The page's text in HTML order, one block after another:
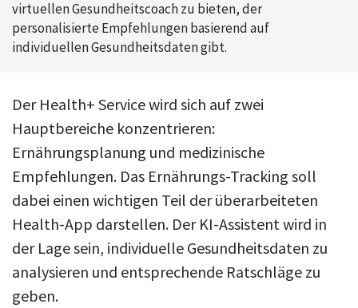
virtuellen Gesundheitscoach zu bieten, der
personalisierte Empfehlungen basierend auf
individuellen Gesundheitsdaten gibt.
Der Health+ Service wird sich auf zwei
Hauptbereiche konzentrieren:
Ernährungsplanung und medizinische
Empfehlungen. Das Ernährungs-Tracking soll
dabei einen wichtigen Teil der überarbeiteten
Health-App darstellen. Der KI-Assistent wird in
der Lage sein, individuelle Gesundheitsdaten zu
analysieren und entsprechende Ratschläge zu
geben.